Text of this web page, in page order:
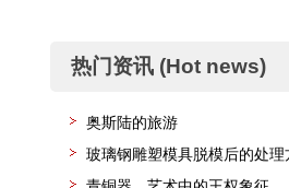
热门资讯 (Hot news)
奥斯陆的旅游
玻璃钢雕塑模具脱模后的处理